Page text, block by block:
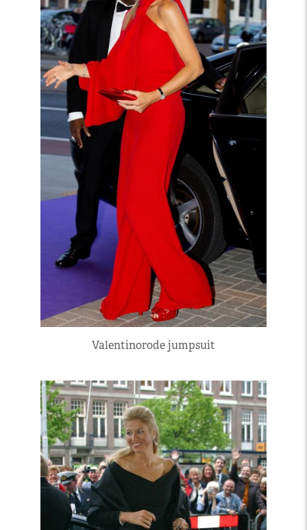
Valentinorode jumpsuit